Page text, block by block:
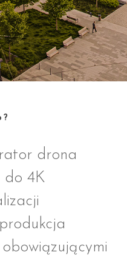
drona
do 4K